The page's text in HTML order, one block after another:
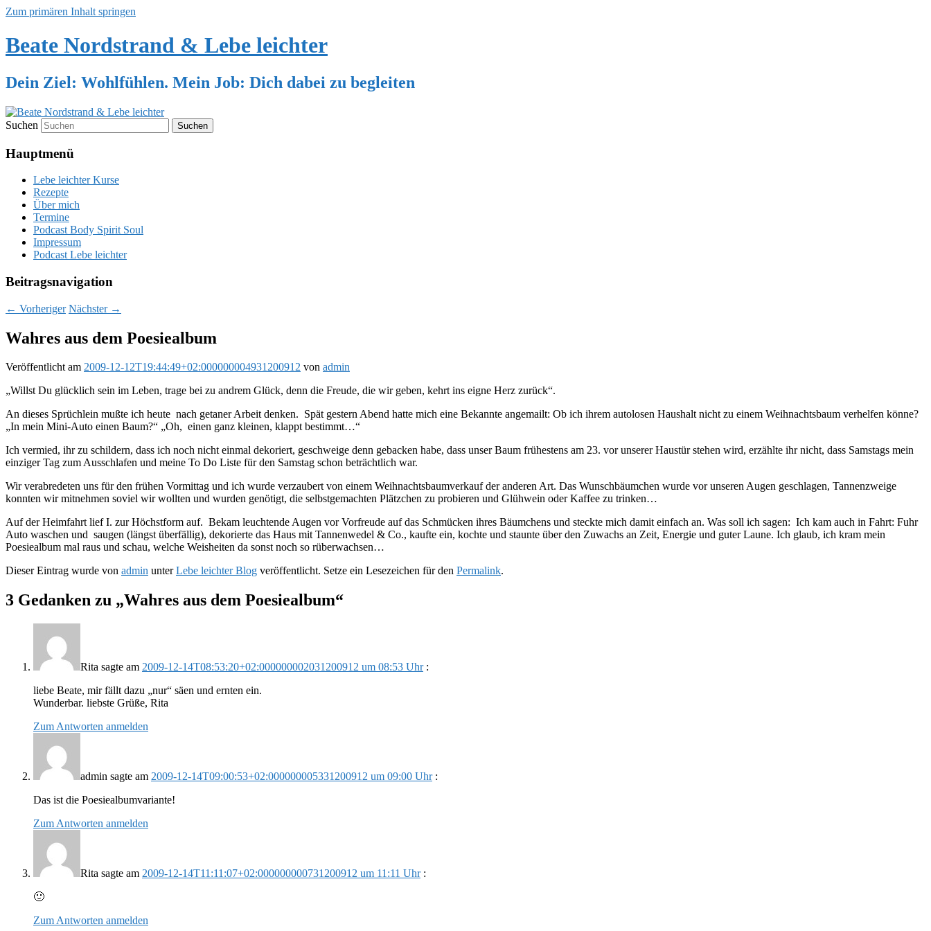
Zum primären Inhalt springen
Beate Nordstrand & Lebe leichter
Dein Ziel: Wohlfühlen. Mein Job: Dich dabei zu begleiten
Suchen
Hauptmenü
Lebe leichter Kurse
Rezepte
Über mich
Termine
Podcast Body Spirit Soul
Impressum
Podcast Lebe leichter
Beitragsnavigation
← Vorheriger Nächster →
Wahres aus dem Poesiealbum
Veröffentlicht am 2009-12-12T19:44:49+02:000000004931200912 von admin
„Willst Du glücklich sein im Leben, trage bei zu andrem Glück, denn die Freude, die wir geben, kehrt ins eigne Herz zurück“.
An dieses Sprüchlein mußte ich heute nach getaner Arbeit denken. Spät gestern Abend hatte mich eine Bekannte angemailt: Ob ich ihrem autolosen Haushalt nicht zu einem Weihnachtsbaum verhelfen könne?
„In mein Mini-Auto einen Baum?“ „Oh, einen ganz kleinen, klappt bestimmt…“
Ich vermied, ihr zu schildern, dass ich noch nicht einmal dekoriert, geschweige denn gebacken habe, dass unser Baum frühestens am 23. vor unserer Haustür stehen wird, erzählte ihr nicht, dass Samstags mein
einziger Tag zum Ausschlafen und meine To Do Liste für den Samstag schon beträchtlich war.
Wir verabredeten uns für den frühen Vormittag und ich wurde verzaubert von einem Weihnachtsbaumverkauf der anderen Art. Das Wunschbäumchen wurde vor unseren Augen geschlagen, Tannenzweige
konnten wir mitnehmen soviel wir wollten und wurden genötigt, die selbstgemachten Plätzchen zu probieren und Glühwein oder Kaffee zu trinken…
Auf der Heimfahrt lief I. zur Höchstform auf. Bekam leuchtende Augen vor Vorfreude auf das Schmücken ihres Bäumchens und steckte mich damit einfach an. Was soll ich sagen: Ich kam auch in Fahrt: Fuhr
Auto waschen und saugen (längst überfällig), dekorierte das Haus mit Tannenwedel & Co., kaufte ein, kochte und staunte über den Zuwachs an Zeit, Energie und guter Laune. Ich glaub, ich kram mein
Poesiealbum mal raus und schau, welche Weisheiten da sonst noch so rüberwachsen…
Dieser Eintrag wurde von admin unterLebe leichter Blog veröffentlicht. Setze ein Lesezeichen für den Permalink.
3 Gedanken zu „Wahres aus dem Poesiealbum“
Rita sagte am 2009-12-14T08:53:20+02:000000002031200912 um 08:53 Uhr :
liebe Beate, mir fällt dazu „nur“ säen und ernten ein.
Wunderbar. liebste Grüße, Rita
Zum Antworten anmelden
admin sagte am 2009-12-14T09:00:53+02:000000005331200912 um 09:00 Uhr :
Das ist die Poesiealbumvariante!
Zum Antworten anmelden
Rita sagte am 2009-12-14T11:11:07+02:000000000731200912 um 11:11 Uhr :
🙂
Zum Antworten anmelden